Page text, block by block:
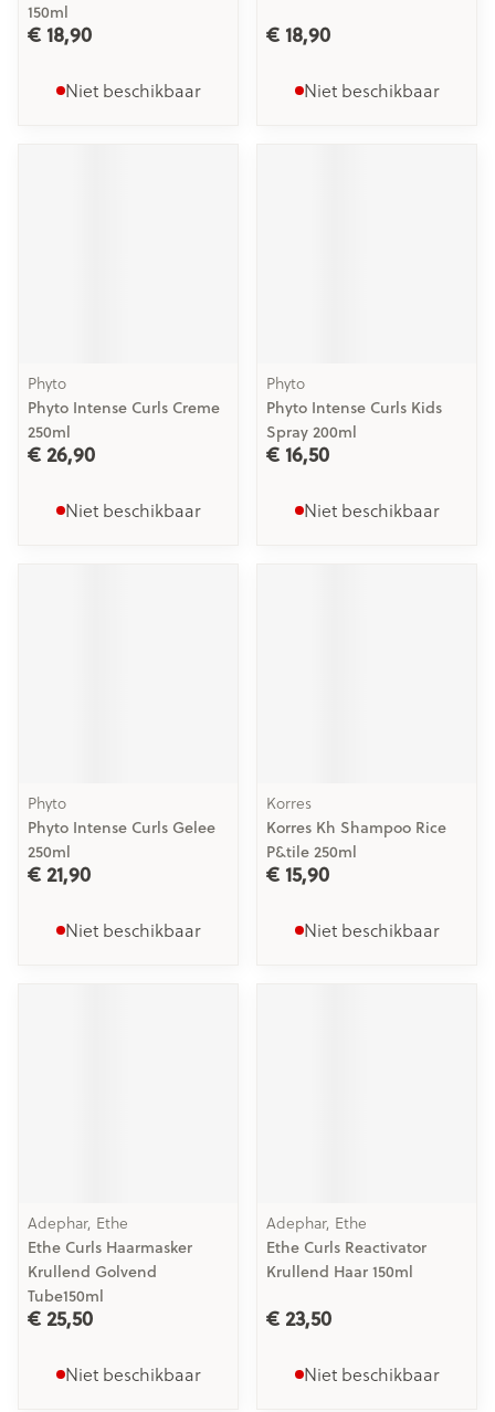
150ml
€ 18,90
Niet beschikbaar
€ 18,90
Niet beschikbaar
Phyto
Phyto Intense Curls Creme
250ml
€ 26,90
Niet beschikbaar
Phyto
Phyto Intense Curls Kids
Spray 200ml
€ 16,50
Niet beschikbaar
Phyto
Phyto Intense Curls Gelee
250ml
€ 21,90
Niet beschikbaar
Korres
Korres Kh Shampoo Rice
P&tile 250ml
€ 15,90
Niet beschikbaar
Adephar, Ethe
Ethe Curls Haarmasker
Krullend Golvend
Tube150ml
€ 25,50
Niet beschikbaar
Adephar, Ethe
Ethe Curls Reactivator
Krullend Haar 150ml
€ 23,50
Niet beschikbaar